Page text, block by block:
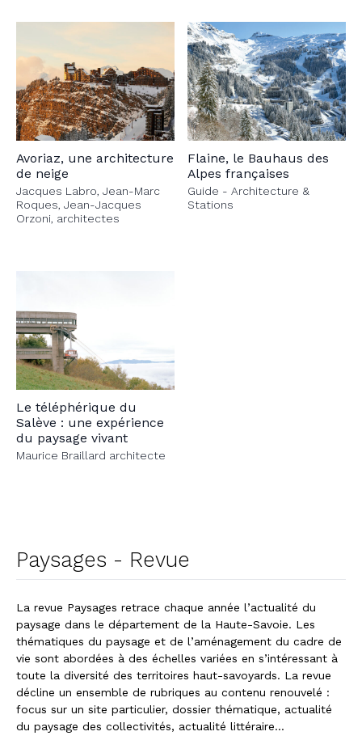
Avoriaz, une architecture
de neige
Jacques Labro, Jean-Marc
Roques, Jean-Jacques
Orzoni, architectes
Flaine, le Bauhaus des
Alpes françaises
Guide - Architecture &
Stations
Le téléphérique du
Salève : une expérience
du paysage vivant
Maurice Braillard architecte
Paysages - Revue
La revue Paysages retrace chaque année l’actualité du
paysage dans le département de la Haute-Savoie. Les
thématiques du paysage et de l’aménagement du cadre de
vie sont abordées à des échelles variées en s’intéressant à
toute la diversité des territoires haut-savoyards. La revue
décline un ensemble de rubriques au contenu renouvelé :
focus sur un site particulier, dossier thématique, actualité
du paysage des collectivités, actualité littéraire…